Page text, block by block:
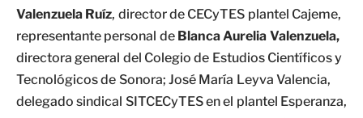
Valenzuela Ruíz, director de CECyTES plantel Cajeme,
representante personal deBlanca Aurelia Valenzuela,
directora general del Colegio de Estudios Científicos y
Tecnológicos de Sonora; José María Leyva Valencia,
delegado sindical SITCECyTES en el plantel Esperanza,